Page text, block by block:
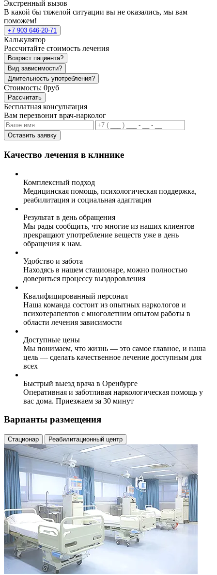
Экстренный вызов
В какой бы тяжелой ситуации вы не оказались, мы вам
поможем!
+7 903 646-20-71
Калькулятор
Рассчитайте стоимость лечения
Возраст пациента?
Вид зависимости?
Длительность употребления?
Стоимость: 0руб
Рассчитать
Бесплатная консультация
Вам перезвонит врач-нарколог
Оставить заявку
Качество лечения в клинике
Комплексный подход
Медицинская помощь, психологическая поддержка,
реабилитация и социальная адаптация
Результат в день обращения
Мы рады сообщить, что многие из наших клиентов
прекращают употребление веществ уже в день
обращения к нам.
Удобство и забота
Находясь в нашем стационаре, можно полностью
довериться процессу выздоровления
Квалифицированный персонал
Наша команда состоит из опытных наркологов и
психотерапевтов с многолетним опытом работы в
области лечения зависимости
Доступные цены
Мы понимаем, что жизнь — это самое главное, и наша
цель — сделать качественное лечение доступным для
всех
Быстрый выезд врача в Оренбурге
Оперативная и заботливая наркологическая помощь у
вас дома. Приезжаем за 30 минут
Варианты размещения
Стационар Реабилитационный центр